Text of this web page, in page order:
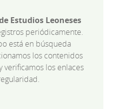
Estudios Leoneses
periódicamente.
está en búsqueda
los contenidos
verificamos los enlaces